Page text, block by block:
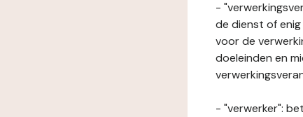
-
de dienst of
voor de
doeleinden en
- "verwerker":